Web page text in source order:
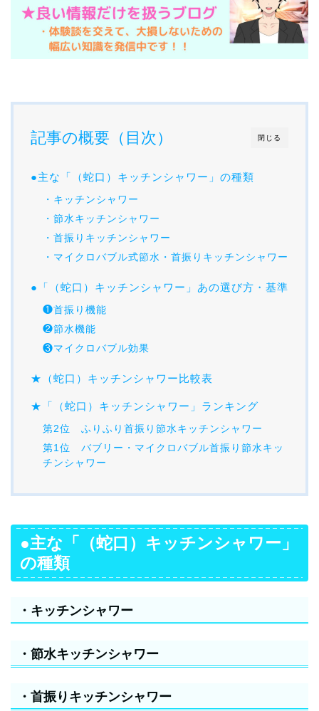
閉じる
記事の概要（目次）
●主な「（蛇口）キッチンシャワー」の種類
・キッチンシャワー
・節水キッチンシャワー
・首振りキッチンシャワー
・マイクロバブル式節水・首振りキッチンシャワー
●「（蛇口）キッチンシャワー」あの選び方・基準
❶首振り機能
❷節水機能
❸マイクロバブル効果
★（蛇口）キッチンシャワー比較表
★「（蛇口）キッチンシャワー」ランキング
第2位 ふりふり首振り節水キッチンシャワー
第1位 バブリー・マイクロバブル首振り節水キッ
チンシャワー
●主な「（蛇口）キッチンシャワー」
の種類
・キッチンシャワー
・節水キッチンシャワー
・首振りキッチンシャワー